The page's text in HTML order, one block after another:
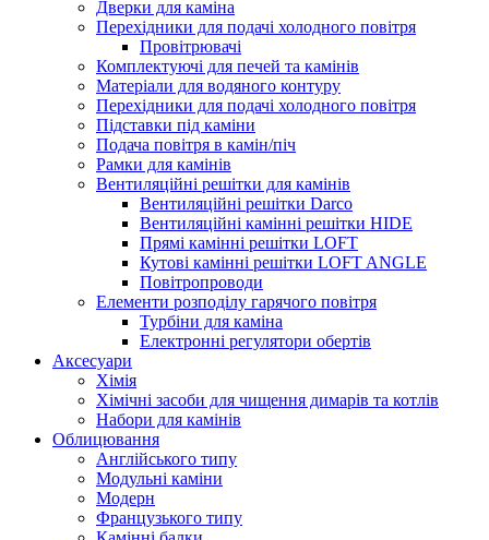
Дверки для каміна
Перехідники для подачі холодного повітря
Провітрювачі
Комплектуючі для печей та камінів
Матеріали для водяного контуру
Перехідники для подачі холодного повітря
Підставки під каміни
Подача повітря в камін/піч
Рамки для камінів
Вентиляційні решітки для камінів
Вентиляційні решітки Darco
Вентиляційні камінні решітки HIDE
Прямі камінні решітки LOFT
Кутові камінні решітки LOFT ANGLE
Повітропроводи
Елементи розподілу гарячого повітря
Турбіни для каміна
Електронні регулятори обертів
Аксесуари
Хімія
Хімічні засоби для чищення димарів та котлів
Набори для камінів
Облицювання
Англійського типу
Модульні каміни
Модерн
Французького типу